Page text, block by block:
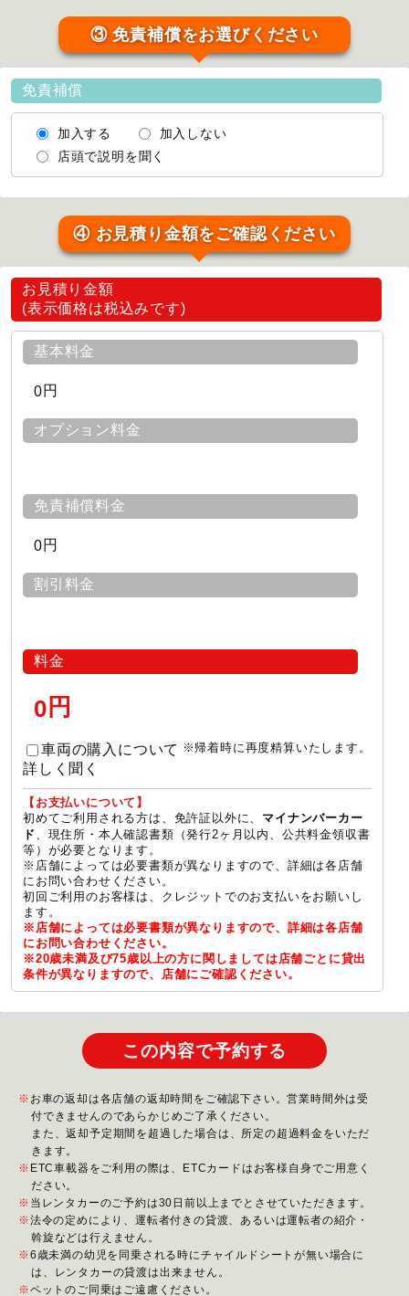
③ 免責補償をお選びください
免責補償
加入する
加入しない
店頭で説明を聞く
④ お見積り金額をご確認ください
お見積り金額
(表示価格は税込みです)
基本料金
0円
オプション料金
免責補償料金
0円
割引料金
料金
0 円
※帰着時に再度精算いたします。
車両の購入について
詳しく聞く
【お支払いについて】
初めてご利用される方は、免許証以外に、 マイナンバーカー
ド
、現住所・本人確認書類（発行2ヶ月以内、公共料金領収書
等）が必要となります。
※店舗によっては必要書類が異なりますので、詳細は各店舗
にお問い合わせください。
初回ご利用のお客様は、クレジットでのお支払いをお願いし
ます。
※店舗によっては必要書類が異なりますので、詳細は各店舗
にお問い合わせください。
※20歳未満及び75歳以上の方に関しましては店舗ごとに貸出
条件が異なりますので、店舗にご確認ください。
この内容で予約する
お車の返却は各店舗の返却時間をご確認下さい。営業時間外は受
付できませんのであらかじめご了承ください。
また、返却予定期間を超過した場合は、所定の超過料金をいただ
きます。
ETC車載器をご利用の際は、ETCカードはお客様自身でご用意く
ださい。
当レンタカーのご予約は30日前以上までとさせていただきます。
法令の定めにより、運転者付きの貸渡、あるいは運転者の紹介・
斡旋などは行えません。
6歳未満の幼児を同乗される時にチャイルドシートが無い場合に
は、レンタカーの貸渡は出来ません。
ペットのご同乗はご遠慮ください。